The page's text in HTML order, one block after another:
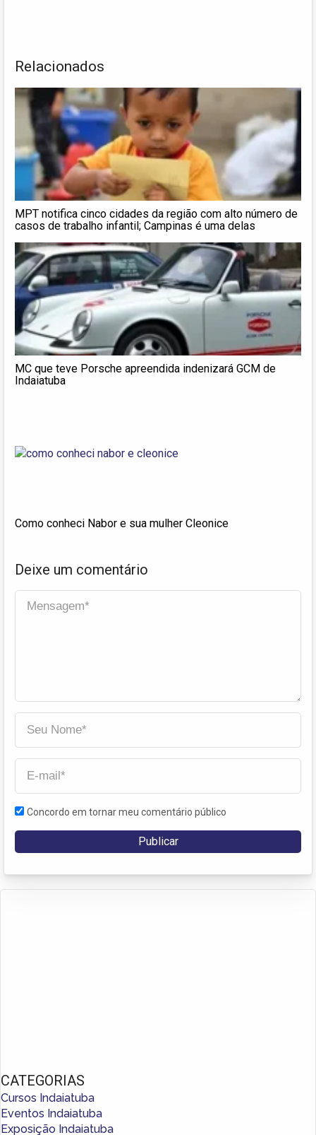
Relacionados
MPT notifica cinco cidades da região com alto número de
casos de trabalho infantil; Campinas é uma delas
MC que teve Porsche apreendida indenizará GCM de
Indaiatuba
Como conheci Nabor e sua mulher Cleonice
Deixe um comentário
Concordo em tornar meu comentário público
CATEGORIAS
Cursos Indaiatuba
Eventos Indaiatuba
Exposição Indaiatuba